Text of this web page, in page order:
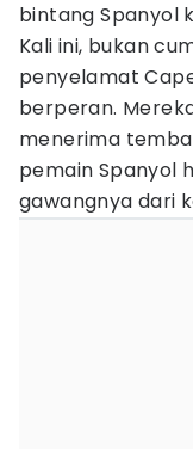
bintang Spanyol
Kali ini, bukan
penyelamat
berperan.
menerima
pemain Spanyol
gawangnya dari